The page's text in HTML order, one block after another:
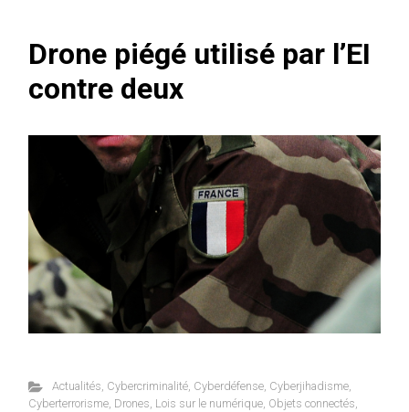
Drone piégé utilisé par l’EI
contre deux
Actualités, Cybercriminalité, Cyberdéfense, Cyberjihadisme,
Cyberterrorisme, Drones, Lois sur le numérique, Objets connectés,